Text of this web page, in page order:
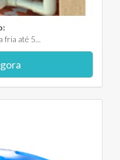
fria até 5...